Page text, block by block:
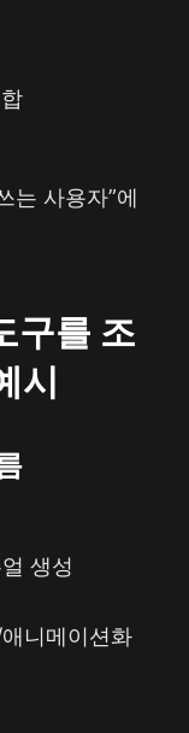
는 사용자”에
구를 조
시
생성
니메이션화